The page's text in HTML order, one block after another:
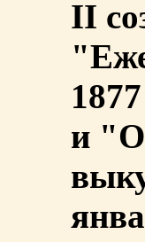
II
и